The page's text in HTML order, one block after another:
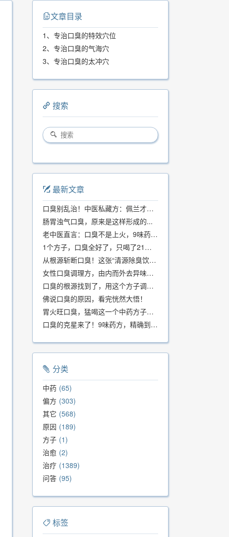
文章目录
1、专治口臭的特效穴位
2、专治口臭的气海穴
3、专治口臭的太冲穴
搜索
最新文章
口臭别乱治！中医私藏方：佩兰才是口气克星，喝一周就清爽
肠胃浊气口臭，原来是这样形成的...
老中医直言：口臭不是上火，9味药食同源方，21天根除不反复
1个方子，口臭全好了，只喝了21天！
从根源斩断口臭！这张“清源除臭饮”方子，我用了几十年，效果真不错
女性口臭调理方，由内而外去异味，女性体质专用！
口臭的根源找到了，用这个方子调理，21天口吐芬芳！
佛说口臭的原因，看完恍然大悟！
胃火旺口臭，猛喝这一个中药方子就好了！
口臭的克星来了！9味药方，精确到克、药食同源、安全有效，速看！
分类
中药 65
偏方 303
其它 568
原因 189
方子 1
治愈 2
治疗 1389
问答 95
标签